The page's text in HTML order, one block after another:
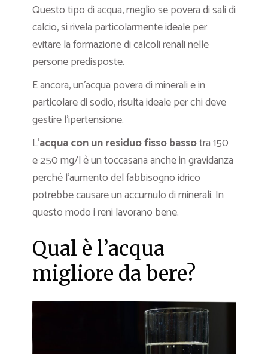
Questo tipo di acqua, meglio se povera di sali di
calcio, si rivela particolarmente ideale per
evitare la formazione di calcoli renali nelle
persone predisposte.
E ancora, un’acqua povera di minerali e in
particolare di sodio, risulta ideale per chi deve
gestire l’ipertensione.
L’acqua con un residuo fisso bassotra 150
e 250 mg/l è un toccasana anche in gravidanza
perché l’aumento del fabbisogno idrico
potrebbe causare un accumulo di minerali. In
questo modo i reni lavorano bene.
Qual è l’acqua
migliore da bere?